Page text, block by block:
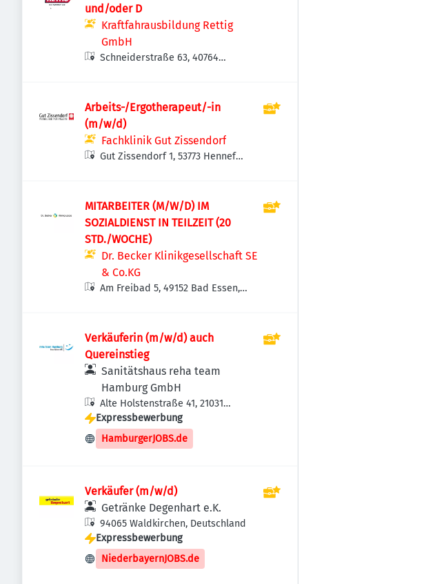
und/oder D
Kraftfahrausbildung Rettig
GmbH
Schneiderstraße 63, 40764
Arbeits-/Ergotherapeut/-in
(m/w/d)
Fachklinik Gut Zissendorf
Gut Zissendorf 1, 53773 Hennef
MITARBEITER (M/W/D) IM
SOZIALDIENST IN TEILZEIT (20
STD./WOCHE)
Dr. Becker Klinikgesellschaft SE
& Co.KG
Am Freibad 5, 49152 Bad Essen,
Verkäuferin (m/w/d) auch
Quereinstieg
Sanitätshaus reha team
Hamburg GmbH
Alte Holstenstraße 41, 21031
Hamburg, Deutschland
Expressbewerbung
HamburgerJOBS.de
Verkäufer (m/w/d)
Getränke Degenhart e.K.
94065 Waldkirchen, Deutschland
Expressbewerbung
NiederbayernJOBS.de